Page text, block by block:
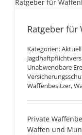
Ratgeber für
Kategorien:Aktuell
Unabwendbare
Waffenbesitzer,
Private
Waffen und